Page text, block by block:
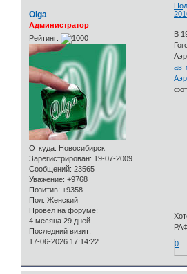
Olga
Администратор
Рейтинг:
Откуда: Новосибирск
Зарегистрирован: 19-07-2009
Сообщений: 23565
Уважение: +9768
Позитив: +9358
Пол: Женский
Провел на форуме:
4 месяца 29 дней
Последний визит:
17-06-2026 17:14:22
В
РАФ
0